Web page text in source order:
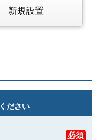
新規設置
ださい
必須